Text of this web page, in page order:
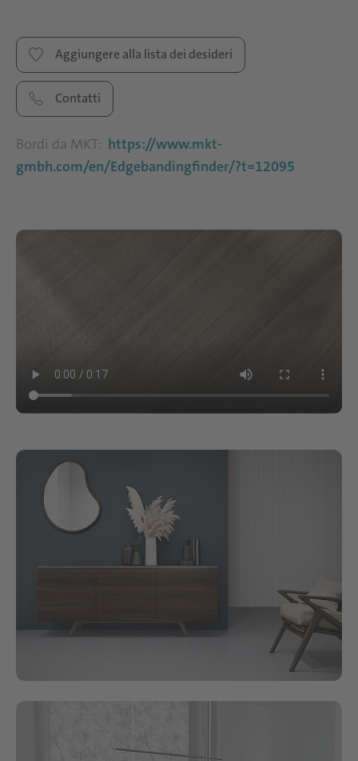
Aggiungere alla lista dei desideri
Contatti
Bordi da MKT: https://www.mkt-
gmbh.com/en/Edgebandingfinder/?t=12095